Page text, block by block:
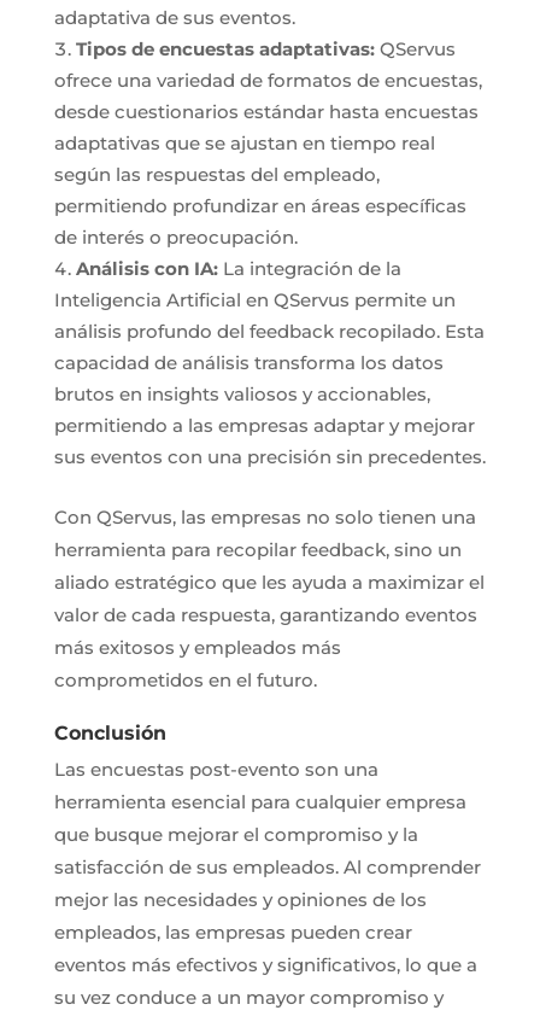
adaptativa de sus eventos.
Tipos de encuestas adaptativas:QServus
ofrece una variedad de formatos de encuestas,
desde cuestionarios estándar hasta encuestas
adaptativas que se ajustan en tiempo real
según las respuestas del empleado,
permitiendo profundizar en áreas específicas
de interés o preocupación.
Análisis con IA:La integración de la
Inteligencia Artificial en QServus permite un
análisis profundo del feedback recopilado. Esta
capacidad de análisis transforma los datos
brutos en insights valiosos y accionables,
permitiendo a las empresas adaptar y mejorar
sus eventos con una precisión sin precedentes.
Con QServus, las empresas no solo tienen una
herramienta para recopilar feedback, sino un
aliado estratégico que les ayuda a maximizar el
valor de cada respuesta, garantizando eventos
más exitosos y empleados más
comprometidos en el futuro.
Conclusión
Las encuestas post-evento son una
herramienta esencial para cualquier empresa
que busque mejorar el compromiso y la
satisfacción de sus empleados. Al comprender
mejor las necesidades y opiniones de los
empleados, las empresas pueden crear
eventos más efectivos y significativos, lo que a
su vez conduce a un mayor compromiso y